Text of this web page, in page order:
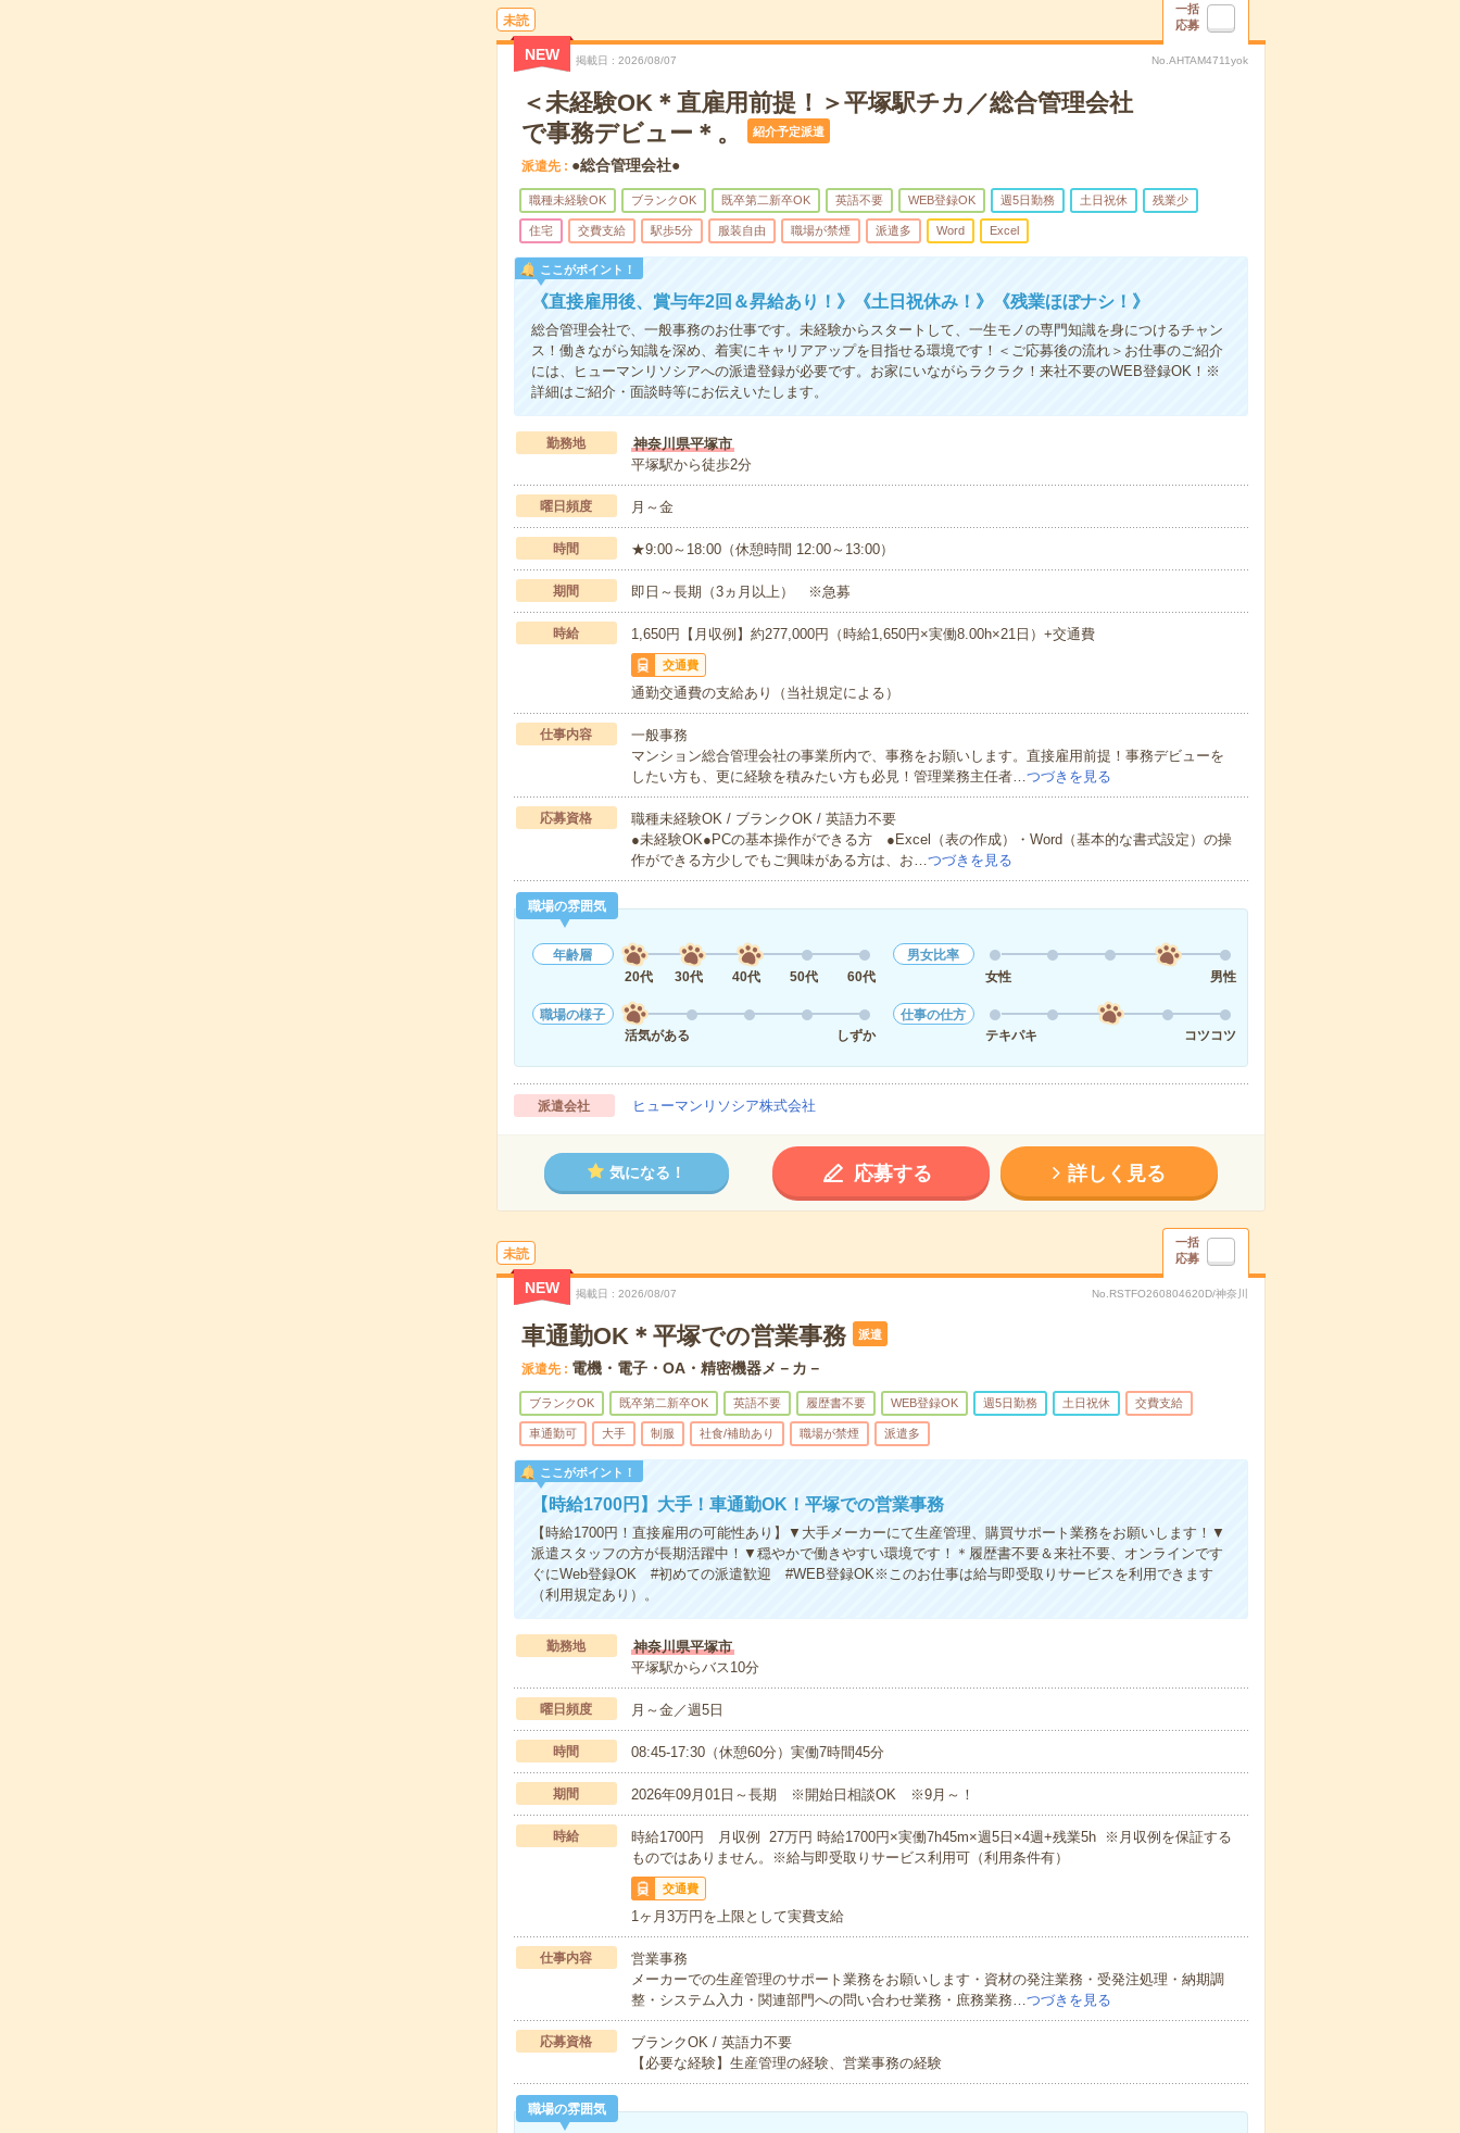
未読
一括
応募
NEW 掲載日 2026/08/07 No.AHTAM4711yok
＜未経験OK＊直雇用前提！＞平塚駅チカ／総合管理会社
で事務デビュー＊。
紹介予定派遣
派遣先 ●総合管理会社●
職種未経験OK ブランクOK 既卒第二新卒OK 英語不要 WEB登録OK 週5日勤務 土日祝休 残業少
住宅 交費支給 駅歩5分 服装自由 職場が禁煙 派遣多 Word Excel
ここがポイント！
《直接雇用後、賞与年2回＆昇給あり！》《土日祝休み！》《残業ほぼナシ！》
総合管理会社で、一般事務のお仕事です。未経験からスタートして、一生モノの専門知識を身につけるチャン
ス！働きながら知識を深め、着実にキャリアアップを目指せる環境です！＜ご応募後の流れ＞お仕事のご紹介
には、ヒューマンリソシアへの派遣登録が必要です。お家にいながらラクラク！来社不要のWEB登録OK！※
詳細はご紹介・面談時等にお伝えいたします。
勤務地
神奈川県平塚市
平塚駅から徒歩2分
曜日頻度 月～金
時間 ★9:00～18:00（休憩時間 12:00～13:00）
期間 即日～長期（3ヵ月以上） ※急募
時給 1,650円【月収例】約277,000円（時給1,650円×実働8.00h×21日）+交通費
交通費
通勤交通費の支給あり（当社規定による）
仕事内容
一般事務
マンション総合管理会社の事業所内で、事務をお願いします。直接雇用前提！事務デビューを
したい方も、更に経験を積みたい方も必見！管理業務主任者…つづきを見る
応募資格
職種未経験OK / ブランクOK / 英語力不要
●未経験OK●PCの基本操作ができる方 ●Excel（表の作成）・Word（基本的な書式設定）の操
作ができる方少しでもご興味がある方は、お…つづきを見る
職場の雰囲気
年齢層
20代
30代 40代 50代 60代
男女比率
女性
男性
職場の様子
活気がある
しずか
仕事の仕方
テキパキ
コツコツ
派遣会社 ヒューマンリソシア株式会社
気になる！ 応募する 詳しく見る
未読
一括
応募
NEW 掲載日 2026/08/07 No.RSTFO260804620D/神奈川
車通勤OK＊平塚での営業事務 派遣
派遣先 電機・電子・OA・精密機器メ－カ－
ブランクOK 既卒第二新卒OK 英語不要 履歴書不要 WEB登録OK 週5日勤務 土日祝休 交費支給
車通勤可 大手 制服 社食/補助あり 職場が禁煙 派遣多
ここがポイント！
【時給1700円】大手！車通勤OK！平塚での営業事務
【時給1700円！直接雇用の可能性あり】▼大手メーカーにて生産管理、購買サポート業務をお願いします！▼
派遣スタッフの方が長期活躍中！▼穏やかで働きやすい環境です！＊履歴書不要＆来社不要、オンラインです
ぐにWeb登録OK #初めての派遣歓迎 #WEB登録OK※このお仕事は給与即受取りサービスを利用できます
（利用規定あり）。
勤務地
神奈川県平塚市
平塚駅からバス10分
曜日頻度 月～金／週5日
時間 08:45-17:30（休憩60分）実働7時間45分
期間 2026年09月01日～長期 ※開始日相談OK ※9月～！
時給
時給1700円 月収例 27万円 時給1700円×実働7h45m×週5日×4週+残業5h ※月収例を保証する
ものではありません。※給与即受取りサービス利用可（利用条件有）
交通費
1ヶ月3万円を上限として実費支給
仕事内容
営業事務
メーカーでの生産管理のサポート業務をお願いします・資材の発注業務・受発注処理・納期調
整・システム入力・関連部門への問い合わせ業務・庶務業務…つづきを見る
応募資格
ブランクOK / 英語力不要
【必要な経験】生産管理の経験、営業事務の経験
職場の雰囲気